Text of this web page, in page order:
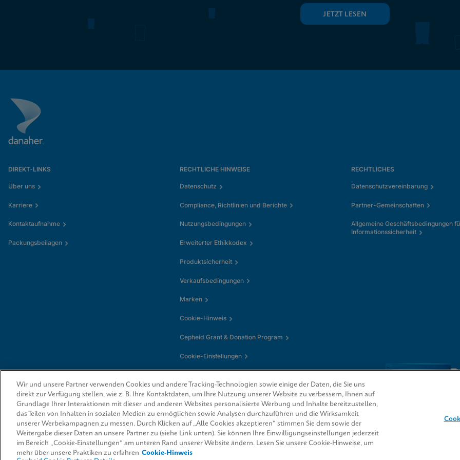
JETZT LESEN
DIREKT-LINKS
Über uns
Karriere
Kontaktaufnahme
Packungsbeilagen
RECHTLICHE HINWEISE
Datenschutz
Compliance, Richtlinien und Berichte
Nutzungsbedingungen
Erweiterter Ethikkodex
Produktsicherheit
Verkaufsbedingungen
Marken
Cookie-Hinweis
Cepheid Grant & Donation Program
Cookie-Einstellungen
RECHTLICHES
Datenschutzvereinbarung
Partner-Gemeinschaften
Allgemeine Geschäftsbedingungen
Informationssicherheit
© 2026 Cepheid. Cepheid®, das Cepheid-Logo, GeneXpert®, Xpert® und I-CORE® sind Marken
von Cepheid, die in den USA und anderen Ländern eingetragen sind.
Wir und unsere Partner verwenden Cookies und andere Tracking-Technologien sowie einige der Daten, die Sie uns
direkt zur Verfügung stellen, wie z. B. Ihre Kontaktdaten, um Ihre Nutzung unserer Website zu verbessern, Ihnen auf
Grundlage Ihrer Interaktionen mit dieser und anderen Websites personalisierte Werbung und Inhalte bereitzustellen,
das Teilen von Inhalten in sozialen Medien zu ermöglichen sowie Analysen durchzuführen und die Wirksamkeit
unserer Werbekampagnen zu messen. Durch Klicken auf „Alle Cookies akzeptieren“ stimmen Sie dem sowie der
Weitergabe dieser Daten an unsere Partner zu (siehe Link unten). Sie können Ihre Einwilligungseinstellungen jederzeit
im Bereich „Cookie-Einstellungen“ am unteren Rand unserer Website ändern. Lesen Sie unsere Cookie-Hinweise, um
mehr über unsere Praktiken zu erfahren Cookie-Hinweis